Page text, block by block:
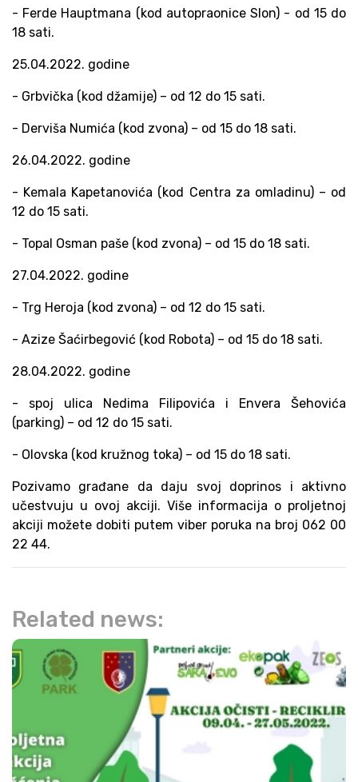
- Ferde Hauptmana (kod autopraonice Slon) - od 15 do
18 sati.
25.04.2022. godine
- Grbvička (kod džamije) – od 12 do 15 sati.
- Derviša Numića (kod zvona) – od 15 do 18 sati.
26.04.2022. godine
- Kemala Kapetanovića (kod Centra za omladinu) – od
12 do 15 sati.
- Topal Osman paše (kod zvona) – od 15 do 18 sati.
27.04.2022. godine
- Trg Heroja (kod zvona) – od 12 do 15 sati.
- Azize Šaćirbegović (kod Robota) – od 15 do 18 sati.
28.04.2022. godine
- spoj ulica Nedima Filipovića i Envera Šehovića
(parking) – od 12 do 15 sati.
- Olovska (kod kružnog toka) – od 15 do 18 sati.
Pozivamo građane da daju svoj doprinos i aktivno
učestvuju u ovoj akciji. Više informacija o proljetnoj
akciji možete dobiti putem viber poruka na broj 062 00
22 44.
Related news: